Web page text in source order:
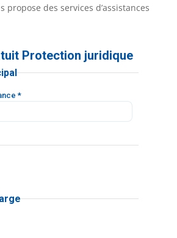
propose des services d’assistances